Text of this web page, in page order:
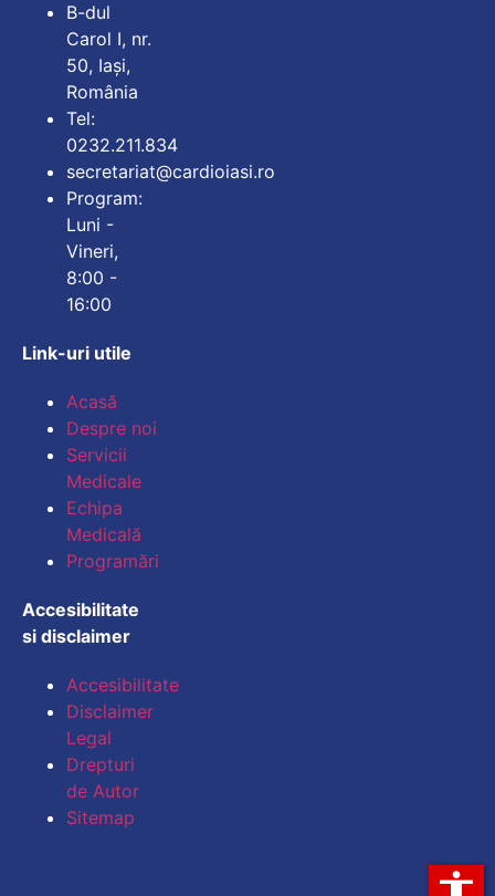
B-dul
Carol I, nr.
50, Iași,
România
Tel:
0232.211.834
secretariat@cardioiasi.ro
Program:
Luni -
Vineri,
8:00 -
16:00
Link-uri utile
Acasă
Despre noi
Servicii
Medicale
Echipa
Medicală
Programări
Accesibilitate
si disclaimer
Accesibilitate
Disclaimer
Legal
Drepturi
de Autor
Sitemap